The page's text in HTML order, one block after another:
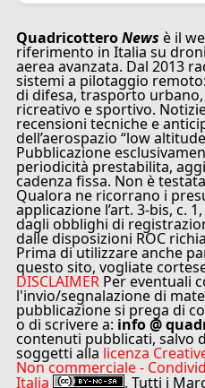
QuadricotteroNews è il
riferimento in Italia su
aerea avanzata. Dal 2013
sistemi a pilotaggio
di difesa, trasporto
ricreativo e sportivo.
recensioni tecniche e
dell’aerospazio “low
Pubblicazione
periodicità prestabilita,
cadenza fissa. Non è
Qualora ne ricorrano i
applicazione l’art. 3-bis, c.
dagli obblighi di
dalle disposizioni ROC
Prima di utilizzare anche
questo sito, vogliate
DISCLAIMER Per eventuali
l'invio/segnalazione di
pubblicazione si prega di
o di scrivere a: info @
contenuti pubblicati, salvo
soggetti alla licenza
Non commerciale -
Italia . Tutti i